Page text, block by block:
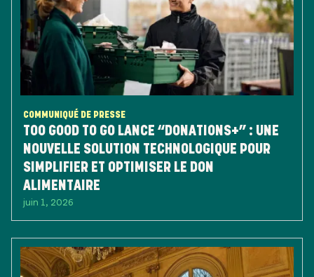
COMMUNIQUÉ DE PRESSE
TOO GOOD TO GO LANCE “DONATIONS+” : UNE
NOUVELLE SOLUTION TECHNOLOGIQUE POUR
SIMPLIFIER ET OPTIMISER LE DON
ALIMENTAIRE
juin 1, 2026